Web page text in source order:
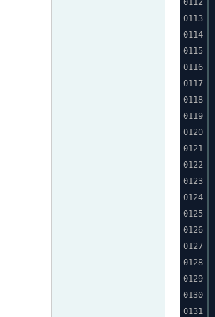
0112
0113
0114
0115
0116
0117
0118
0119
0120
0121
0122
0123
0124
0125
0126
0127
0128
0129
0130
0131